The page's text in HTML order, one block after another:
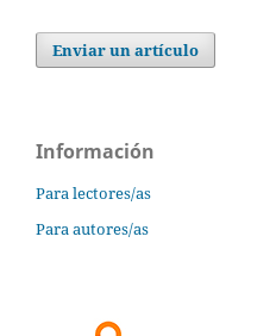
Enviar un artículo
Información
Para lectores/as
Para autores/as